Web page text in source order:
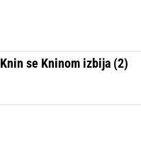
Knin se Kninom izbija (2)